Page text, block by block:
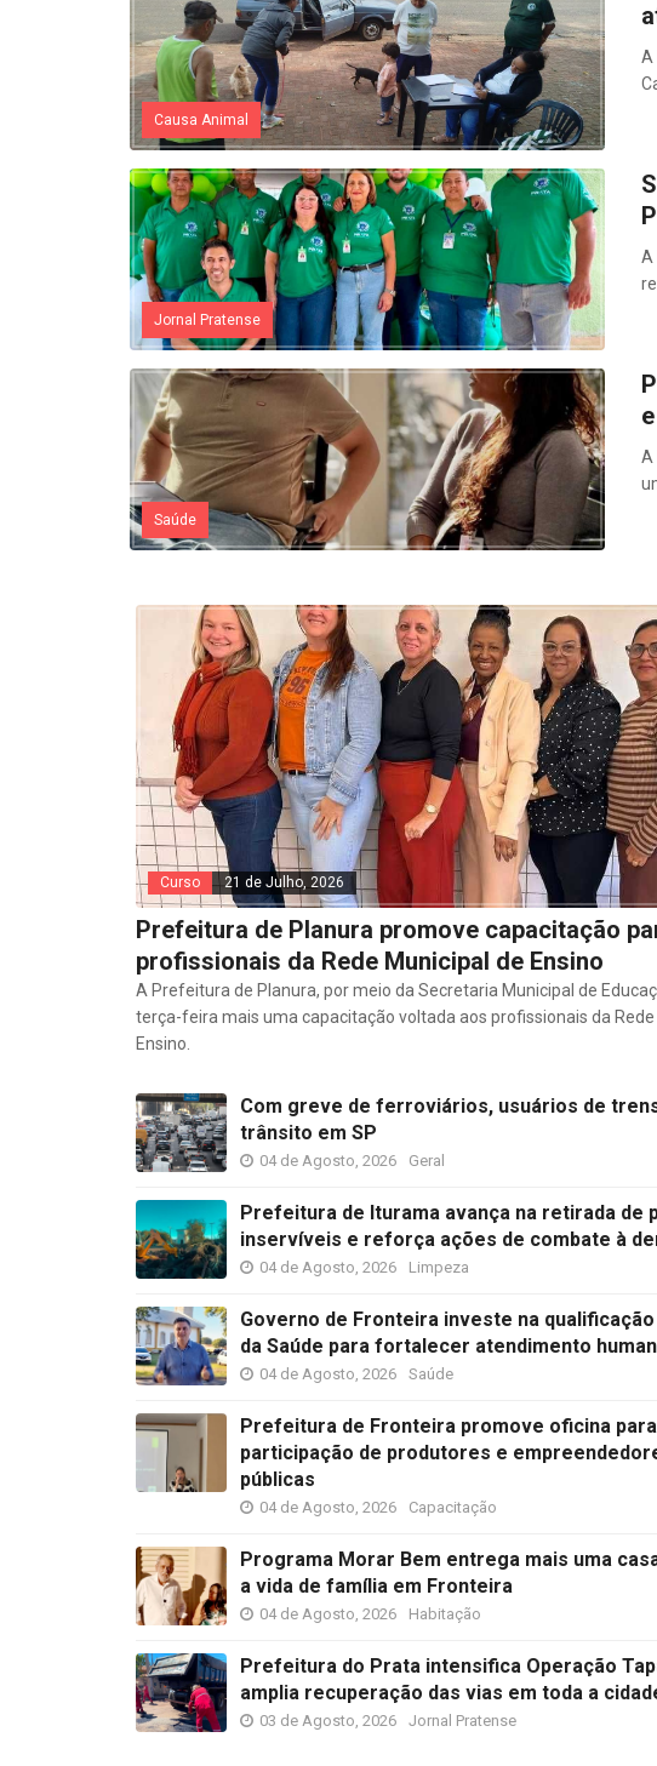
Causa Animal
A
Jornal Pratense
A
Saúde
A
Curso 21 de Julho, 2026
Prefeitura de Planura promove capacitação
profissionais da Rede Municipal de Ensino
A Prefeitura de Planura, por meio da Secretaria Municipal de
terça-feira mais uma capacitação voltada aos profissionais da Rede
Ensino.
Com greve de ferroviários, usuários de
trânsito em SP
04 de Agosto, 2026 Geral
Prefeitura de Iturama avança na retirada de
inservíveis e reforça ações de combate à
04 de Agosto, 2026 Limpeza
Governo de Fronteira investe na
da Saúde para fortalecer atendimento
04 de Agosto, 2026 Saúde
Prefeitura de Fronteira promove oficina
participação de produtores e
públicas
04 de Agosto, 2026 Capacitação
Programa Morar Bem entrega mais uma
a vida de família em Fronteira
04 de Agosto, 2026 Habitação
Prefeitura do Prata intensifica Operação
amplia recuperação das vias em toda a
03 de Agosto, 2026 Jornal Pratense